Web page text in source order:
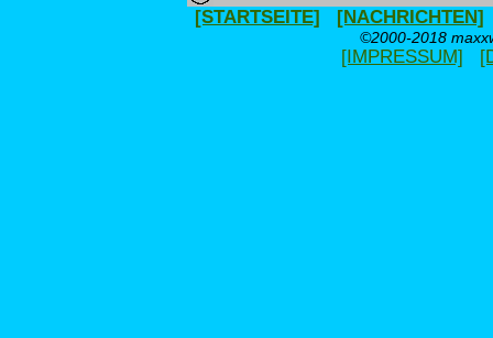
[STARTSEITE] [NACHRICHTEN]
©2000-2018
[IMPRESSUM]